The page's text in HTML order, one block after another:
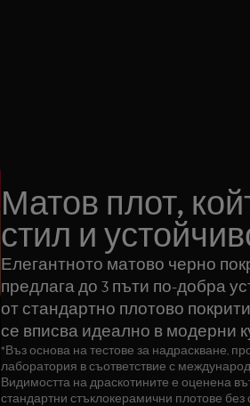
Матов плот,
стил и
Елегантното матово черно
предлага до 3 пъти по-добра
от стандартно плотово
се вписва идеално в модерни
*Въз основа на тестове за надраскване,
лаборатория в съответствие с
Видимостта на драскотините е оценена
стандартни стъклокерамични плотове